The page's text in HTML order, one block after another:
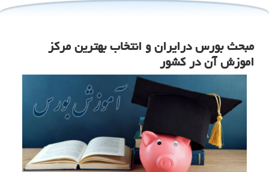
مبحث بورس درایران و انتخاب بهترین مركز
اموزش آن در كشور